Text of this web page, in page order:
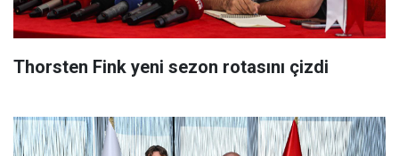
Thorsten Fink yeni sezon rotasını çizdi